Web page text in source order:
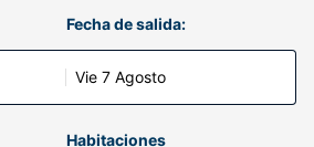
Fecha de salida:
Vie 7 Agosto
Habitaciones